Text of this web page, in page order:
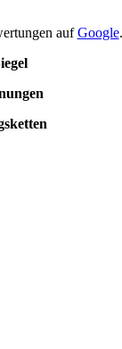
aufGoogle.